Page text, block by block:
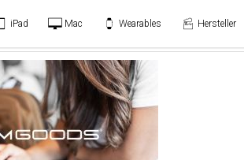
iPad Mac Wearables Hersteller